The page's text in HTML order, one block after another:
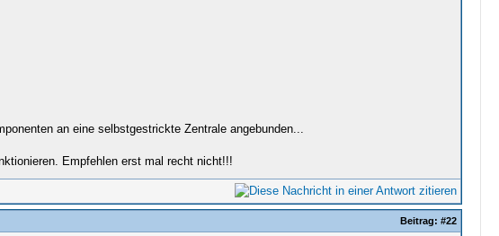
an eine selbstgestrickte Zentrale angebunden...
Empfehlen erst mal recht nicht!!!
Beitrag: #22